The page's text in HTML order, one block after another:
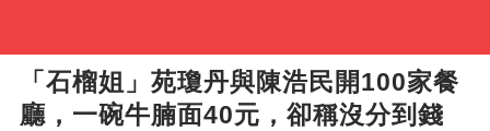
「石榴姐」苑瓊丹與陳浩民開100家餐
廳，一碗牛腩面40元，卻稱沒分到錢